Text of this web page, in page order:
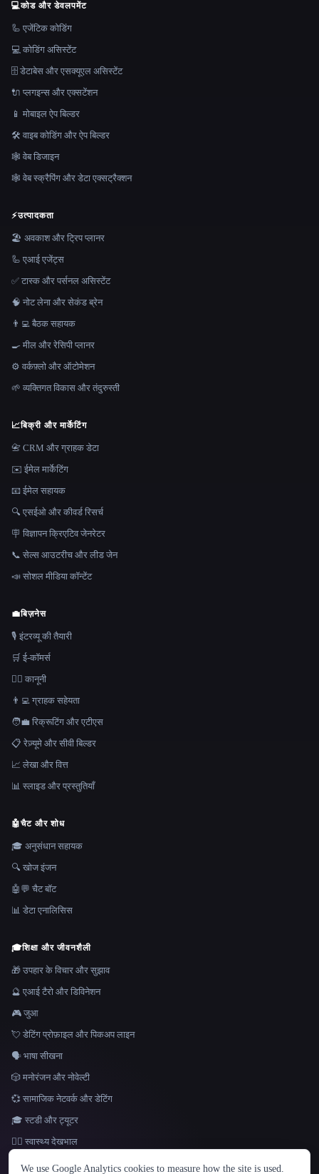
भाषा
English español Français Русский 简体中文
💻कोड और डेवलपमेंट
🦾 एजेंटिक कोडिंग
💻 कोडिंग असिस्टेंट
🗄️ डेटाबेस और एसक्यूएल असिस्टेंट
🔌 प्लगइन्स और एक्सटेंशन
📱 मोबाइल ऐप बिल्डर
🛠️ वाइब कोडिंग और ऐप बिल्डर
🕸 वेब डिजाइन
🕸️ वेब स्क्रैपिंग और डेटा एक्सट्रैक्शन
⚡उत्पादकता
🏖 अवकाश और ट्रिप प्लानर
🦾 एआई एजेंट्स
✅ टास्क और पर्सनल असिस्टेंट
🧠 नोट लेना और सेकंड ब्रेन
👨‍💻 बैठक सहायक
🍳 मील और रेसिपी प्लानर
⚙️ वर्कफ़्लो और ऑटोमेशन
🌱 व्यक्तिगत विकास और तंदुरुस्ती
📈बिक्री और मार्केटिंग
📇 CRM और ग्राहक डेटा
✉️ ईमेल मार्केटिंग
📧 ईमेल सहायक
🔍 एसईओ और कीवर्ड रिसर्च
🪧 विज्ञापन क्रिएटिव जेनरेटर
📞 सेल्स आउटरीच और लीड जेन
📣 सोशल मीडिया कॉन्टेंट
💼बिज़नेस
🎙️ इंटरव्यू की तैयारी
🛒 ई-कॉमर्स
👩‍⚖️ कानूनी
👨‍💻 ग्राहक सहेयता
🧑‍💼 रिक्रूटिंग और एटीएस
📋 रेज़्यूमे और सीवी बिल्डर
📈 लेखा और वित्त
📊 स्लाइड और प्रस्तुतियाँ
🤖चैट और शोध
🎓 अनुसंधान सहायक
🔍 खोज इंजन
🤖💬 चैट बॉट
📊 डेटा एनालिसिस
🎓शिक्षा और जीवनशैली
🎁 उपहार के विचार और सुझाव
🔮 एआई टैरो और डिविनेशन
🎮 जुआ
💘 डेटिंग प्रोफ़ाइल और पिकअप लाइन
🗣️ भाषा सीखना
🎲 मनोरंजन और नोवेल्टी
💞 सामाजिक नेटवर्क और डेटिंग
🎓 स्टडी और ट्यूटर
👩‍⚕️ स्वास्थ्य देखभाल
We use Google Analytics cookies to measure how the site is used.